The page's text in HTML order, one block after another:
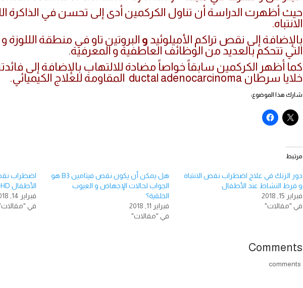
حيث أظهرت الدراسة أن تناول الكركمين أدى إلى تحسن في الذاكرة
الانتباه.
بالإضافة إلى نقص تراكم الأميلوئيد و البروتين تاو في منطقة الللوزة
التي تتحكم بالعديد من الوظائف العاطفية و المعرفية.
كما أظهر الكركمين سابقاً خواصاً مضادة للالتهاب بالإضافة إلى
خلايا سرطان ductal adenocarcinoma المقاومة للعلاج الكيميائي.
شارك هذا الموضوع:
مرتبط
دور الزنك في علاج اضطراب نقص الانتباه
و فرط النشاط عند الأطفال
فبراير 15, 2018
في "مقالات"
هل يمكن أن يكون نقص فيتامين B3 هو
الجواب لحالات الإجهاض و العيوب
الخلقية؟
فبراير 11, 2018
في "مقالات"
اضطراب
الأطفال ADHD
فبراير 14, 2018
في
Comments